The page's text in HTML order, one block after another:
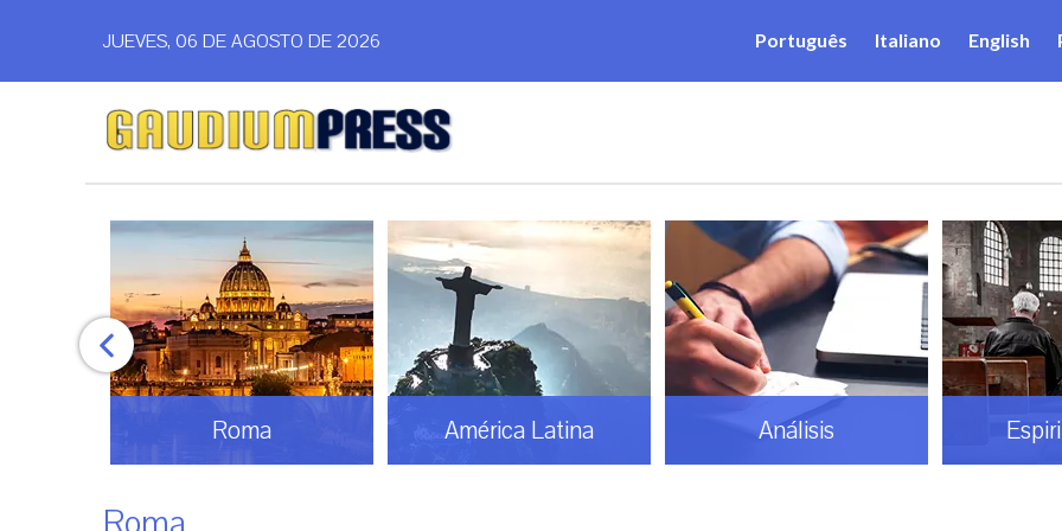
JUEVES, 06 DE AGOSTO DE 2026 Português Italiano English
América Latina Análisis Espiritualidad